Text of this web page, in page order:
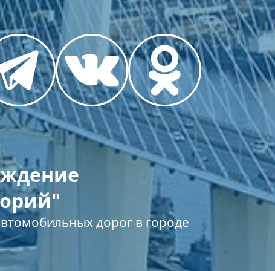
дорог в городе